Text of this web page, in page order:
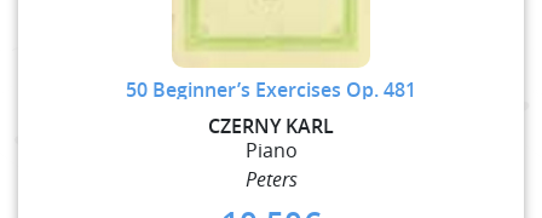
50 Beginner’s Exercises Op. 481
CZERNY KARL
Piano
Peters